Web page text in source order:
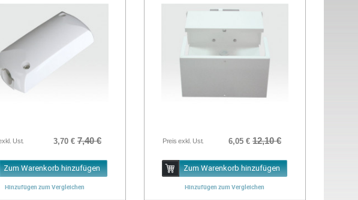
Ust. 3,70 € 7,40 €
Zum Warenkorb hinzufügen
Hinzufügen zum Vergleichen
Preis exkl. Ust. 6,05 € 12,10 €
Zum Warenkorb hinzufügen
Hinzufügen zum Vergleichen